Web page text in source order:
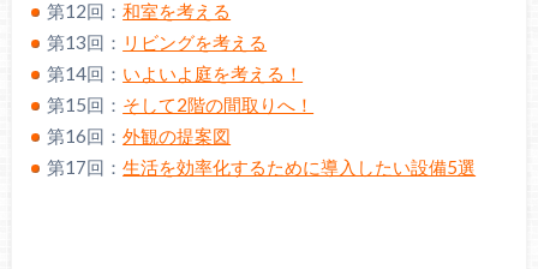
第12回：和室を考える
第13回： リビングを考える
第14回： いよいよ庭を考える！
第15回： そして2階の間取りへ！
第16回：外観の提案図
第17回：生活を効率化するために導入したい設備5選